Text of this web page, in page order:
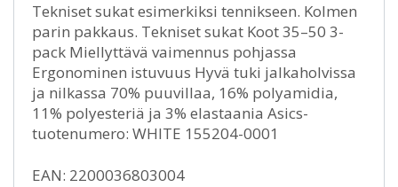
Tekniset sukat esimerkiksi tennikseen. Kolmen
parin pakkaus. Tekniset sukat Koot 35–50 3-
pack Miellyttävä vaimennus pohjassa
Ergonominen istuvuus Hyvä tuki jalkaholvissa
ja nilkassa 70% puuvillaa, 16% polyamidia,
11% polyesteriä ja 3% elastaania Asics-
tuotenumero: WHITE 155204-0001
EAN: 2200036803004